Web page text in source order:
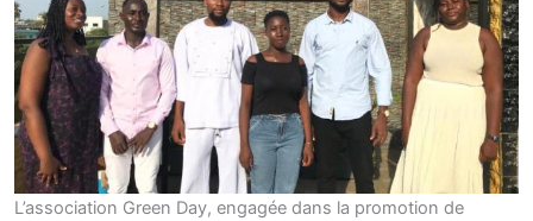
L’association Green Day, engagée dans la promotion de